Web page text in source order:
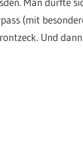
(mit
Und